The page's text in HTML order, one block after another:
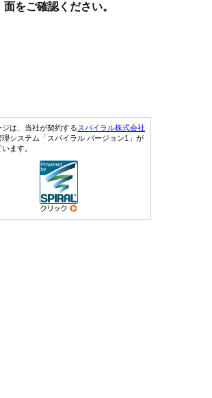
面をご確認ください。
ジは、当社が契約するスパイラル株式会社
理システム「スパイラル バージョン1」が
ます。